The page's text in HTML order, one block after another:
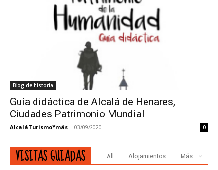
Blog de historia
Guía didáctica de Alcalá de Henares,
Ciudades Patrimonio Mundial
AlcaláTurismoYmás - 03/09/2020 0
VISITAS GUIADAS All Alojamientos Más